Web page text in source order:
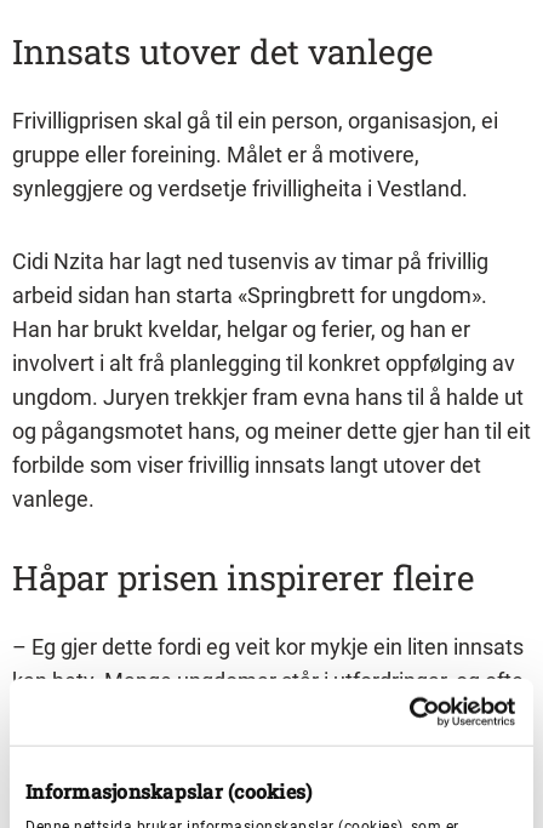
Informasjonskapslar (cookies)
Innsats utover det vanlege
Frivilligprisen skal gå til ein person, organisasjon, ei
gruppe eller foreining. Målet er å motivere,
synleggjere og verdsetje frivilligheita i Vestland.
Cidi Nzita har lagt ned tusenvis av timar på frivillig
arbeid sidan han starta «Springbrett for ungdom».
Han har brukt kveldar, helgar og ferier, og han er
involvert i alt frå planlegging til konkret oppfølging av
ungdom. Juryen trekkjer fram evna hans til å halde ut
og pågangsmotet hans, og meiner dette gjer han til eit
forbilde som viser frivillig innsats langt utover det
vanlege.
Håpar prisen inspirerer fleire
– Eg gjer dette fordi eg veit kor mykje ein liten innsats
kan bety. Mange ungdomar står i utfordringar, og ofte
treng dei berre eit fellesskap, eit trygt rom eller eit
menneske som bryr seg. Når eg ser kor mykje glede
og meistring dette skaper – både for andre og for
meg sjølv – kjenner eg at det er verdt kvar einaste